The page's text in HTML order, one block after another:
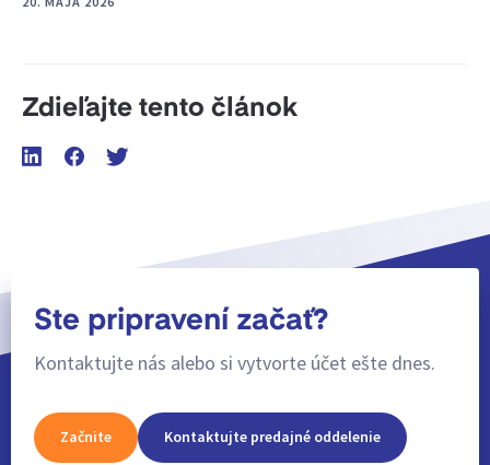
Zdieľajte tento článok
Ste pripravení začať?
Kontaktujte nás alebo si vytvorte účet ešte dnes.
Začnite Kontaktujte predajné oddelenie